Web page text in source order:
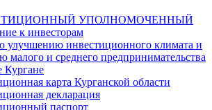
УПОЛНОМОЧЕННЫЙ
к инвесторам
улучшению инвестиционного климата и
малого и среднего предпринимательства
Кургане
карта Курганской области
декларация
паспорт